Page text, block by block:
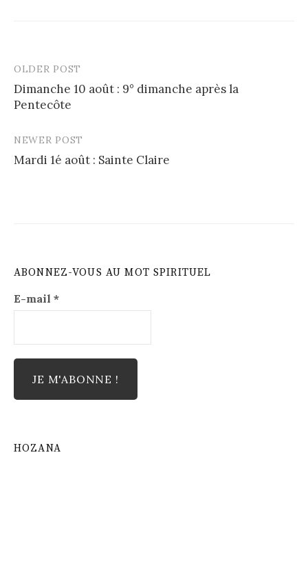
Post
navigation
OLDER POST
Dimanche 10 août : 9° dimanche après la
Pentecôte
NEWER POST
Mardi 1é août : Sainte Claire
ABONNEZ-VOUS AU MOT SPIRITUEL
E-mail *
HOZANA